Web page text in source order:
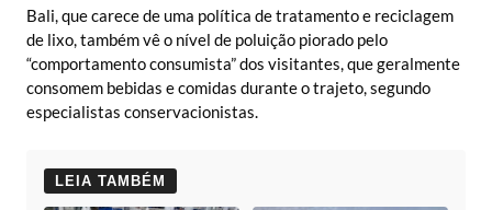
Bali, que carece de uma política de tratamento e reciclagem
de lixo, também vê o nível de poluição piorado pelo
“comportamento consumista” dos visitantes, que geralmente
consomem bebidas e comidas durante o trajeto, segundo
especialistas conservacionistas.
LEIA TAMBÉM